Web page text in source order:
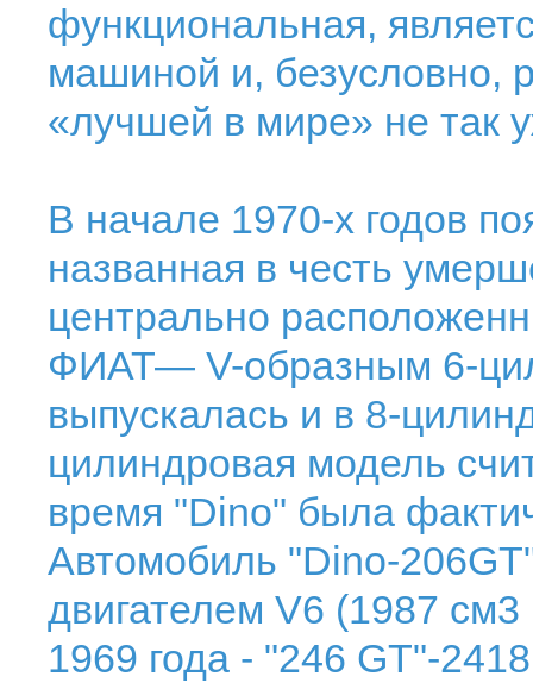
функциональная,
машиной и, безусловно,
«лучшей в мире» не так
В начале 1970-х годов
названная в честь
центрально
ФИАТ— V-образным 6-
выпускалась и в 8-
цилиндровая модель
время "Dino" была
Автомобиль "Dino-
двигателем V6 (1987
1969 года - "246 GT"-